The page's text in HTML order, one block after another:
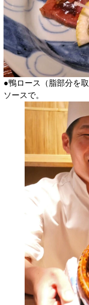
●鴨ロース（脂部分を
ソースで。